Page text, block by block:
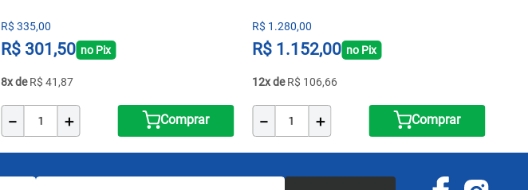
R$ 335,00
R$ 301 ,50 no Pix
8 R$ 41 ,87
＋
－ Comprar
R$ 1 .280,00
R$ 1 .152,00 no Pix
12 R$ 106,66
＋
－ Comprar